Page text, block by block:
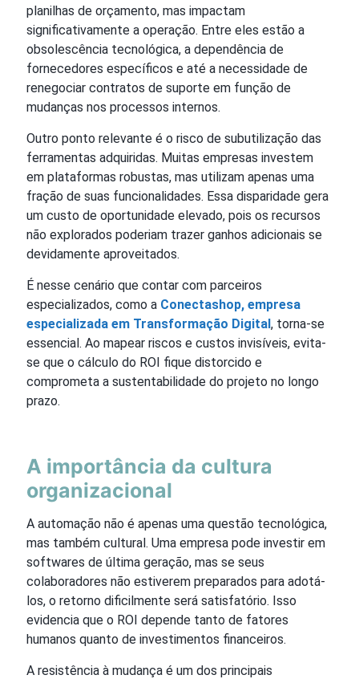
planilhas de orçamento, mas impactam
significativamente a operação. Entre eles estão a
obsolescência tecnológica, a dependência de
fornecedores específicos e até a necessidade de
renegociar contratos de suporte em função de
mudanças nos processos internos.
Outro ponto relevante é o risco de subutilização das
ferramentas adquiridas. Muitas empresas investem
em plataformas robustas, mas utilizam apenas uma
fração de suas funcionalidades. Essa disparidade gera
um custo de oportunidade elevado, pois os recursos
não explorados poderiam trazer ganhos adicionais se
devidamente aproveitados.
É nesse cenário que contar com parceiros
especializados, como a Conectashop, empresa
especializada em Transformação Digital, torna-se
essencial. Ao mapear riscos e custos invisíveis, evita-
se que o cálculo do ROI fique distorcido e
comprometa a sustentabilidade do projeto no longo
prazo.
A importância da cultura
organizacional
A automação não é apenas uma questão tecnológica,
mas também cultural. Uma empresa pode investir em
softwares de última geração, mas se seus
colaboradores não estiverem preparados para adotá-
los, o retorno dificilmente será satisfatório. Isso
evidencia que o ROI depende tanto de fatores
humanos quanto de investimentos financeiros.
A resistência à mudança é um dos principais